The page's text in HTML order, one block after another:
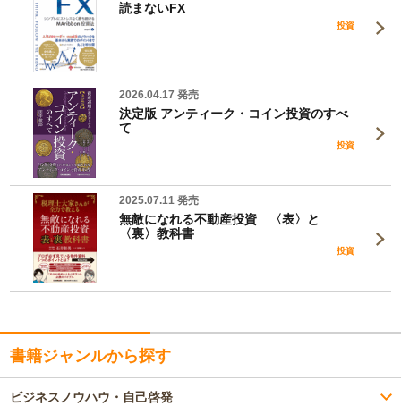
読まないFX
投資
2026.04.17 発売
決定版 アンティーク・コイン投資のすべ
て
投資
2025.07.11 発売
無敵になれる不動産投資 〈表〉と
〈裏〉教科書
投資
書籍ジャンルから探す
ビジネスノウハウ・自己啓発